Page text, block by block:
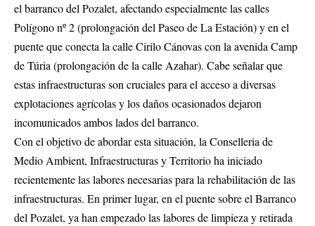
el barranco del Pozalet, afectando especialmente las calles
Polígono nº 2 (prolongación del Paseo de La Estación) y en el
puente que conecta la calle Cirilo Cánovas con la avenida Camp
de Túria (prolongación de la calle Azahar). Cabe señalar que
estas infraestructuras son cruciales para el acceso a diversas
explotaciones agrícolas y los daños ocasionados dejaron
incomunicados ambos lados del barranco.
Con el objetivo de abordar esta situación, la Conselleria de
Medio Ambient, Infraestructuras y Territorio ha iniciado
recientemente las labores necesarias para la rehabilitación de las
infraestructuras. En primer lugar, en el puente sobre el Barranco
del Pozalet, ya han empezado las labores de limpieza y retirada